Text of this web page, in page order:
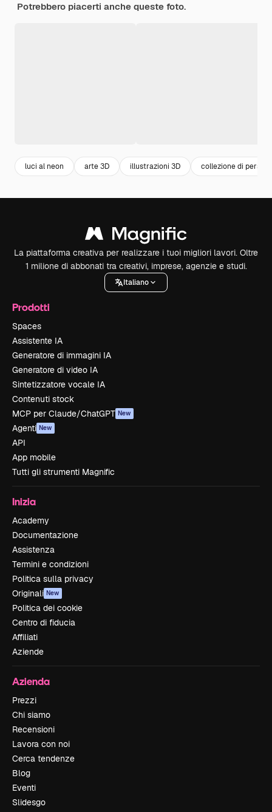
Potrebbero piacerti anche queste foto.
luci al neon arte 3D illustrazioni 3D collezione di
La piattaforma creativa per realizzare i tuoi migliori lavori. Oltre
1 milione di abbonati tra creativi, imprese, agenzie e studi.
Italiano
Prodotti
Spaces
Assistente IA
Generatore di immagini IA
Generatore di video IA
Sintetizzatore vocale IA
Contenuti stock
MCP per Claude/ChatGPT New
Agenti New
API
App mobile
Tutti gli strumenti Magnific
Inizia
Academy
Documentazione
Assistenza
Termini e condizioni
Politica sulla privacy
Originali New
Politica dei cookie
Centro di fiducia
Affiliati
Aziende
Azienda
Prezzi
Chi siamo
Recensioni
Lavora con noi
Cerca tendenze
Blog
Eventi
Slidesgo